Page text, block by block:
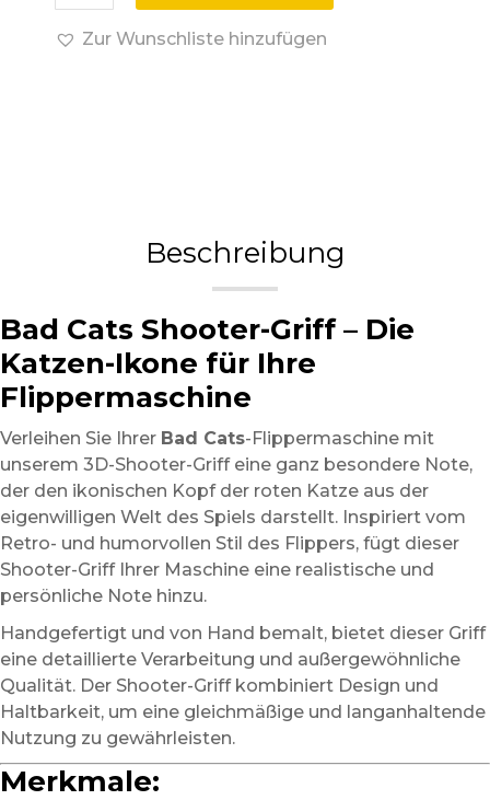
Zur Wunschliste hinzufügen
Beschreibung
Bad Cats Shooter-Griff – Die
Katzen-Ikone für Ihre
Flippermaschine
Verleihen Sie Ihrer Bad Cats-Flippermaschine mit
unserem 3D-Shooter-Griff eine ganz besondere Note,
der den ikonischen Kopf der roten Katze aus der
eigenwilligen Welt des Spiels darstellt. Inspiriert vom
Retro- und humorvollen Stil des Flippers, fügt dieser
Shooter-Griff Ihrer Maschine eine realistische und
persönliche Note hinzu.
Handgefertigt und von Hand bemalt, bietet dieser Griff
eine detaillierte Verarbeitung und außergewöhnliche
Qualität. Der Shooter-Griff kombiniert Design und
Haltbarkeit, um eine gleichmäßige und langanhaltende
Nutzung zu gewährleisten.
Merkmale: